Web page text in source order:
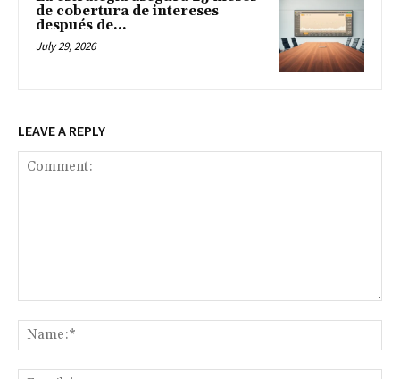
de cobertura de intereses
después de...
July 29, 2026
LEAVE A REPLY